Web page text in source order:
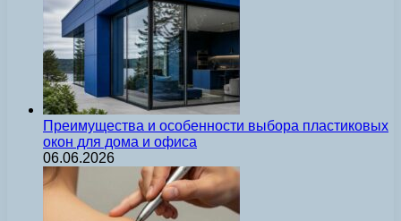
Преимущества и особенности выбора пластиковых
окон для дома и офиса
06.06.2026